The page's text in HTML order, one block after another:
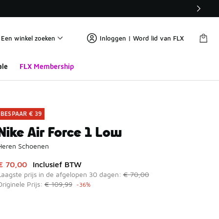
Een winkel zoeken Inloggen | Word lid van FLX
FLX Membership
BESPAAR € 39
Air Force 1 Low
Schoenen
artikel is in de uitverkoop. Dit artikel is in de aanbieding
70,00 Inclusief BTW
prijs in de afgelopen 30 dagen:€ 70,00
Prijs:€ 109,99 -36%